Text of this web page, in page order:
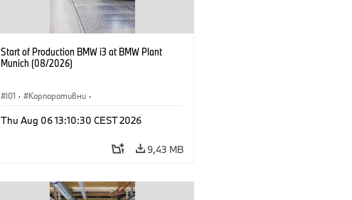
Start of Production BMW i3 at BMW Plant
Munich (08/2026)
I01 · Корпоративни ·
Локации
Thu Aug 06 13:10:30 CEST 2026
9,43 MB